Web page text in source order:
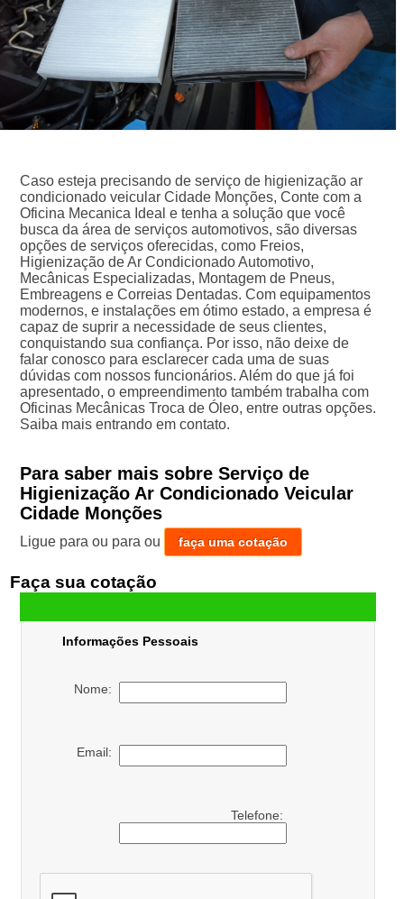
Caso esteja precisando de serviço de higienização ar
condicionado veicular Cidade Monções, Conte com a
Oficina Mecanica Ideal e tenha a solução que você
busca da área de serviços automotivos, são diversas
opções de serviços oferecidas, como Freios,
Higienização de Ar Condicionado Automotivo,
Mecânicas Especializadas, Montagem de Pneus,
Embreagens e Correias Dentadas. Com equipamentos
modernos, e instalações em ótimo estado, a empresa é
capaz de suprir a necessidade de seus clientes,
conquistando sua confiança. Por isso, não deixe de
falar conosco para esclarecer cada uma de suas
dúvidas com nossos funcionários. Além do que já foi
apresentado, o empreendimento também trabalha com
Oficinas Mecânicas Troca de Óleo, entre outras opções.
Saiba mais entrando em contato.
Para saber mais sobre Serviço de
Higienização Ar Condicionado Veicular
Cidade Monções
Ligue para ou para ou faça uma cotação
Faça sua cotação
Informações Pessoais
Nome:
Email:
Telefone: